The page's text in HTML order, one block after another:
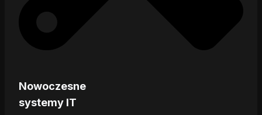
Nowoczesne
systemy IT